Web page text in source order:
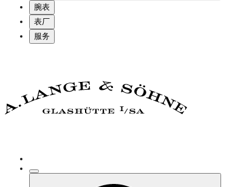
腕表
表厂
服务